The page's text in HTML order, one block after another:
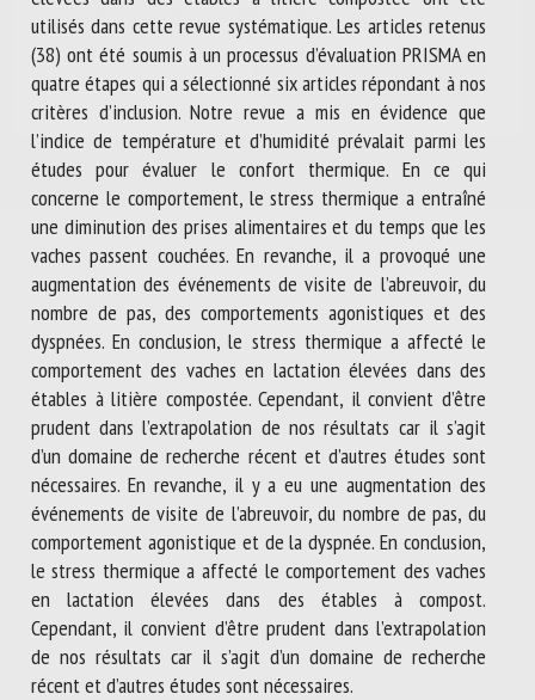
utilisés dans cette revue systématique. Les articles retenus
(38) ont été soumis à un processus d’évaluation PRISMA en
quatre étapes qui a sélectionné six articles répondant à nos
critères d’inclusion. Notre revue a mis en évidence que
l’indice de température et d’humidité prévalait parmi les
études pour évaluer le confort thermique. En ce qui
concerne le comportement, le stress thermique a entraîné
une diminution des prises alimentaires et du temps que les
vaches passent couchées. En revanche, il a provoqué une
augmentation des événements de visite de l’abreuvoir, du
nombre de pas, des comportements agonistiques et des
dyspnées. En conclusion, le stress thermique a affecté le
comportement des vaches en lactation élevées dans des
étables à litière compostée. Cependant, il convient d’être
prudent dans l’extrapolation de nos résultats car il s’agit
d’un domaine de recherche récent et d’autres études sont
nécessaires. En revanche, il y a eu une augmentation des
événements de visite de l’abreuvoir, du nombre de pas, du
comportement agonistique et de la dyspnée. En conclusion,
le stress thermique a affecté le comportement des vaches
en lactation élevées dans des étables à compost.
Cependant, il convient d’être prudent dans l’extrapolation
de nos résultats car il s’agit d’un domaine de recherche
récent et d’autres études sont nécessaires.
Les champs suivis de * sont obligatoires